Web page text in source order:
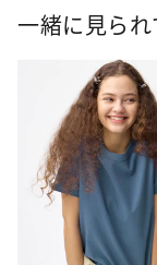
一緒に見ら